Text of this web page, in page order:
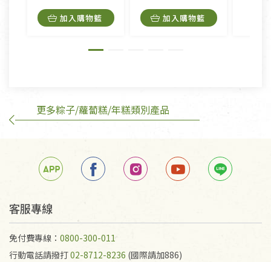
內衣褲、襪子、口罩個人衛生用品除商品本身有瑕疵
外,依據《通訊交易解除權合理例外情事適用準
加入購物籃 加入購物籃
更多粽子/蘿蔔糕/年糕類別產品
客服專線
免付費專線： 0800-300-011
行動電話請撥打02-8712-8236 (國際請加886)